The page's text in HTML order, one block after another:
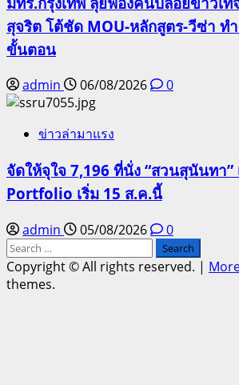
สุจริต โต้ชัด MOU-หลักสูตร-วีซ่า ท
ขั้นตอน
admin 06/08/2026 0
ข่าวล่ามาแรง
จัดให้จุใจ 7,196 ที่นั่ง “สวนสุนันทา”
Portfolio เริ่ม 15 ส.ค.นี้
admin 05/08/2026
0
Search
for:
Copyright © All rights reserved. |
themes.